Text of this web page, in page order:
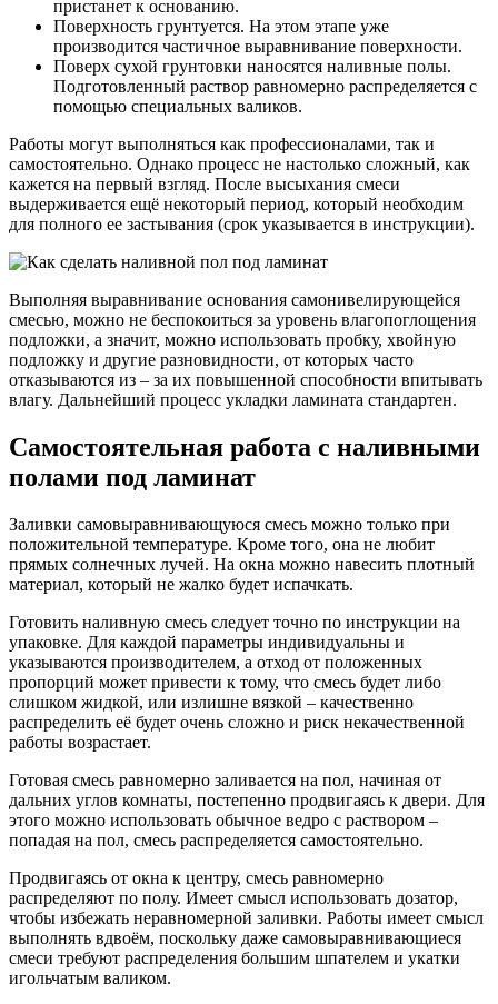
пристанет к основанию.
Поверхность грунтуется. На этом этапе уже
производится частичное выравнивание поверхности.
Поверх сухой грунтовки наносятся наливные полы.
Подготовленный раствор равномерно распределяется с
помощью специальных валиков.
Работы могут выполняться как профессионалами, так и
самостоятельно. Однако процесс не настолько сложный, как
кажется на первый взгляд. После высыхания смеси
выдерживается ещё некоторый период, который необходим
для полного ее застывания (срок указывается в инструкции).
Выполняя выравнивание основания самонивелирующейся
смесью, можно не беспокоиться за уровень влагопоглощения
подложки, а значит, можно использовать пробку, хвойную
подложку и другие разновидности, от которых часто
отказываются из – за их повышенной способности впитывать
влагу. Дальнейший процесс укладки ламината стандартен.
Самостоятельная работа с наливными
полами под ламинат
Заливки самовыравнивающуюся смесь можно только при
положительной температуре. Кроме того, она не любит
прямых солнечных лучей. На окна можно навесить плотный
материал, который не жалко будет испачкать.
Готовить наливную смесь следует точно по инструкции на
упаковке. Для каждой параметры индивидуальны и
указываются производителем, а отход от положенных
пропорций может привести к тому, что смесь будет либо
слишком жидкой, или излишне вязкой – качественно
распределить её будет очень сложно и риск некачественной
работы возрастает.
Готовая смесь равномерно заливается на пол, начиная от
дальних углов комнаты, постепенно продвигаясь к двери. Для
этого можно использовать обычное ведро с раствором –
попадая на пол, смесь распределяется самостоятельно.
Продвигаясь от окна к центру, смесь равномерно
распределяют по полу. Имеет смысл использовать дозатор,
чтобы избежать неравномерной заливки. Работы имеет смысл
выполнять вдвоём, поскольку даже самовыравнивающиеся
смеси требуют распределения большим шпателем и укатки
игольчатым валиком.